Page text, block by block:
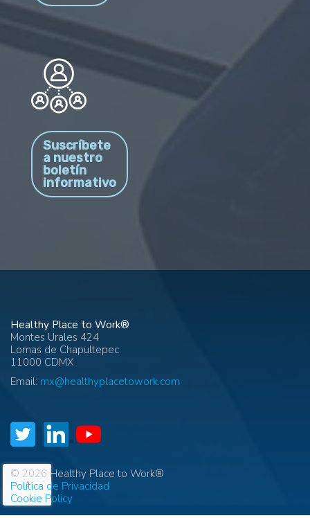
Suscríbete
a nuestro
boletín
informativo
Healthy Place to Work®
Montes Urales 424
Lomas de Chapultepec
11000 CDMX
Email: mx@healthyplacetowork.com
© 2026 Healthy Place to Work®
Política de Privacidad
Cookie Policy